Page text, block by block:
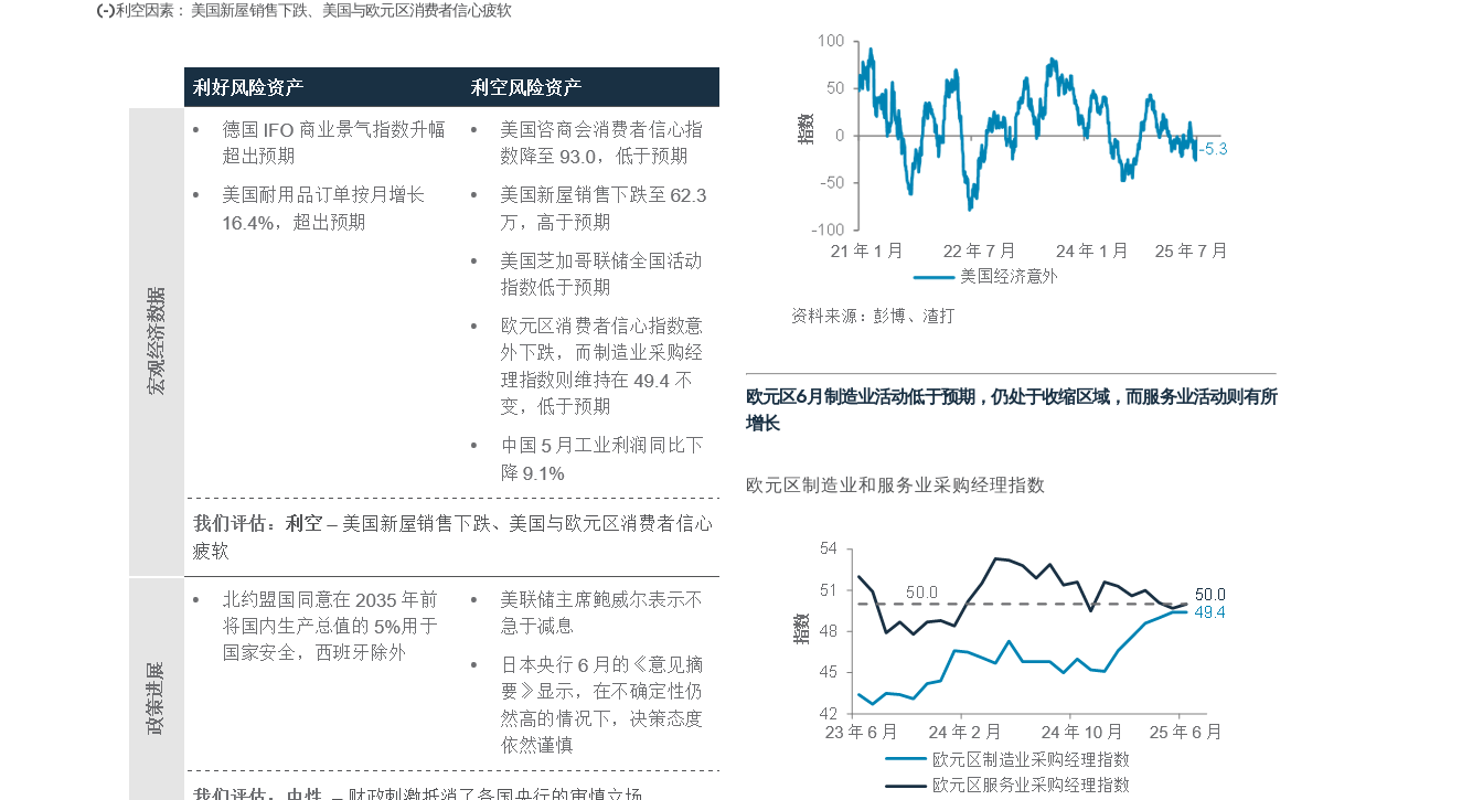
(-)利空因素： 美国新屋销售下跌、美国与欧元区消费者信心疲软
欧元区6月制造业活动低于预期，仍处于收缩区域，而服务业活动则有所
增长
欧元区制造业和服务业采购经理指数